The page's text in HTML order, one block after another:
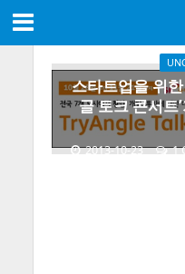
스타트업을 위
글 토크 콘서트
2013-10-23 1